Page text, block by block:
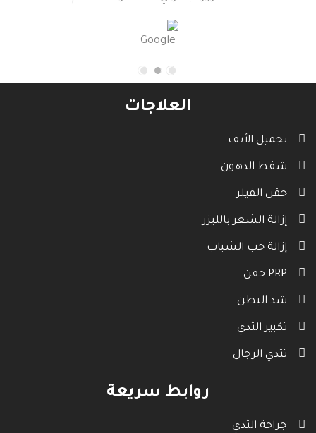
العلاجات
تجميل الأنف
شفط الدهون
حقن الفيلر
إزالة الشعر بالليزر
إزالة حب الشباب
حقن PRP
شد البطن
تكبير الثدي
تثدي الرجال
روابط سريعة
جراحة الثدي